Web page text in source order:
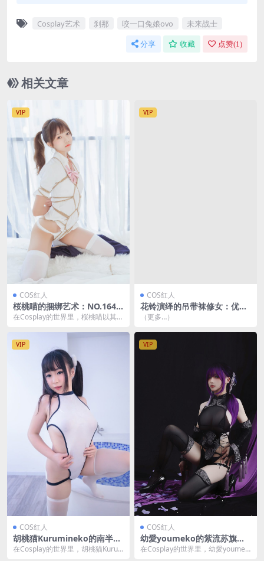
Cosplay艺术 刹那 咬一口兔娘ovo 未来战士
分享 收藏 点赞(1)
相关文章
VIP
COS红人
桜桃喵的捆绑艺术：NO.164
的华丽演绎[51P-687M]
在Cosplay的世界里，桜桃喵以其独
多粉丝心中的...
VIP
COS红人
花铃演绎的吊带袜修女：优雅
与神秘的结合 [71P-400M]
（更多…）
VIP
COS红人
胡桃猫Kurumineko的南半球
竞泳风情[137P7V-478MB]
在Cosplay的世界里，胡桃猫Kuru
VIP
COS红人
幼愛youmeko的紫流苏旗袍
风情[35P-367MB]
在Cosplay的世界里，幼愛youmek